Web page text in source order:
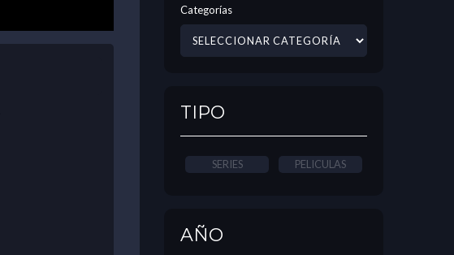
Categorías
TIPO
SERIES PELICULAS
AÑO